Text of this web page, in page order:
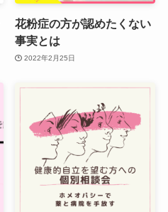
花粉症の方が認めたくない
事実とは
2022年2月25日